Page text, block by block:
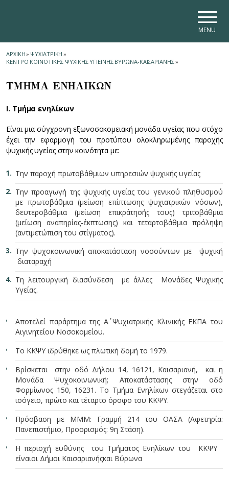
MENU
ΑΡΧΙΚΗ» ΨΥΧΙΑΤΡΙΚΗ »
ΚΕΝΤΡΟ ΚΟΙΝΟΤΙΚΗΣ ΨΥΧΙΚΗΣ ΥΓΙΕΙΝΗΣ ΒΥΡΩΝΑ-ΚΑΙΣΑΡΙΑΝΗΣ»
ΤΜΗΜΑ ΕΝΗΛΙΚΩΝ
Ι. Τμήμα ενηλίκων
Είναι μια σύγχρονη εξωνοσοκομειακή μονάδα υγείας που στόχο
έχει την εφαρμογή του προτύπου ολοκληρωμένης παροχής
ψυχικής υγείας στην κοινότητα με:
Την παροχή πρωτοβάθμιων υπηρεσιών ψυχικής υγείας
Την προαγωγή της ψυχικής υγείας του γενικού πληθυσμού
με πρωτοβάθμια (μείωση επίπτωσης ψυχιατρικών νόσων),
δευτεροβάθμια (μείωση επικράτησής τους) τριτοβάθμια
(μείωση αναπηρίας-έκπτωσης) και τεταρτοβάθμια πρόληψη
(αντιμετώπιση του στίγματος).
Την ψυχοκοινωνική αποκατάσταση νοσούντων με ψυχική
διαταραχή
Τη λειτουργική διασύνδεση με άλλες Μονάδες Ψυχικής
Υγείας.
Αποτελεί παράρτημα της Α΄ Ψυχιατρικής Κλινικής ΕΚΠΑ του
Αιγινητείου Νοσοκομείου.
Το ΚΚΨΥ ιδρύθηκε ως πλωτική δομή το 1979.
Βρίσκεται στην οδό Δήλου 14, 16121, Καισαριανή, και η
Μονάδα Ψυχοκοινωνική; Αποκατάστασης στην οδό
Φορμίωνος 150, 16231. Το Τμήμα Ενηλίκων στεγάζεται στο
ισόγειο, πρώτο και τέταρτο όροφο του ΚΚΨΥ.
Πρόσβαση με ΜΜΜ: Γραμμή 214 του ΟΑΣΑ (Αφετηρία:
Πανεπιστήμιο, Προορισμός: 9η Στάση).
Η περιοχή ευθύνης του Τμήματος Ενηλίκων του ΚΚΨΥ
είναιοι Δήμοι Καισαριανήςκαι Βύρωνα